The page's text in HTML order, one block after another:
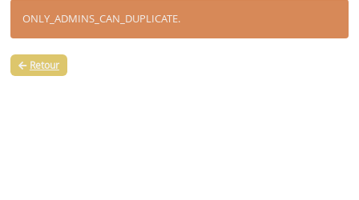
ONLY_ADMINS_CAN_DUPLICATE.
Retour